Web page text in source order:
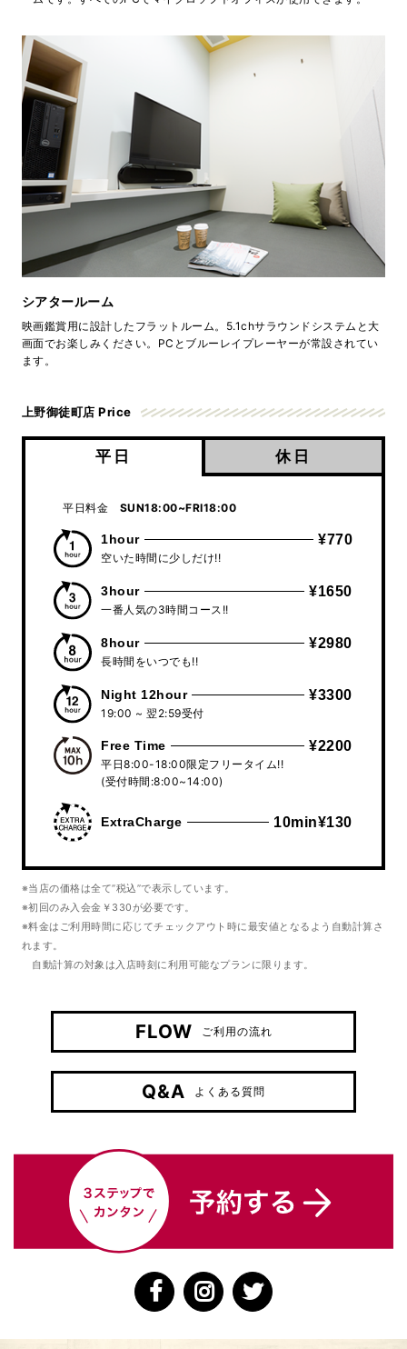
シアタールーム
映画鑑賞用に設計したフラットルーム。5.1chサラウンドシステムと大
画面でお楽しみください。PCとブルーレイプレーヤーが常設されてい
ます。
上野御徒町店 Price
平日 休日
平日料金 SUN18:00~FRI18:00
1hour ¥770
空いた時間に少しだけ!!
3hour ¥1650
一番人気の3時間コース!!
8hour ¥2980
長時間をいつでも!!
Night 12hour ¥3300
19:00 ~ 翌2:59受付
Free Time ¥2200
平日8:00-18:00限定フリータイム!!
(受付時間:8:00~14:00)
ExtraCharge 10min¥130
※当店の価格は全て”税込”で表示しています。
※初回のみ入会金￥330が必要です。
※料金はご利用時間に応じてチェックアウト時に最安値となるよう自動計算さ
れます。
自動計算の対象は入店時刻に利用可能なプランに限ります。
FLOW ご利用の流れ
Q&A よくある質問